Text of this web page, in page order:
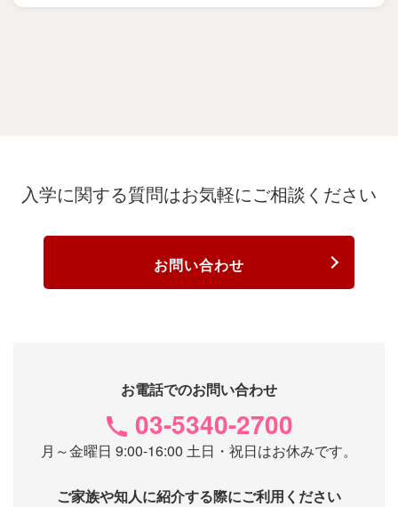
入学に関する質問はお気軽にご相談ください
お問い合わせ
お電話でのお問い合わせ
03-5340-2700
月～金曜日 9:00-16:00 土日・祝日はお休みです。
ご家族や知人に紹介する際にご利用ください